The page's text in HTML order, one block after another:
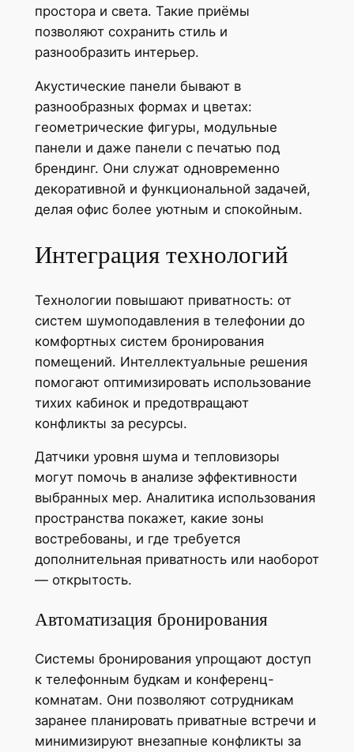
простора и света. Такие приёмы
позволяют сохранить стиль и
разнообразить интерьер.
Акустические панели бывают в
разнообразных формах и цветах:
геометрические фигуры, модульные
панели и даже панели с печатью под
брендинг. Они служат одновременно
декоративной и функциональной задачей,
делая офис более уютным и спокойным.
Интеграция технологий
Технологии повышают приватность: от
систем шумоподавления в телефонии до
комфортных систем бронирования
помещений. Интеллектуальные решения
помогают оптимизировать использование
тихих кабинок и предотвращают
конфликты за ресурсы.
Датчики уровня шума и тепловизоры
могут помочь в анализе эффективности
выбранных мер. Аналитика использования
пространства покажет, какие зоны
востребованы, и где требуется
дополнительная приватность или наоборот
— открытость.
Автоматизация бронирования
Системы бронирования упрощают доступ
к телефонным будкам и конференц-
комнатам. Они позволяют сотрудникам
заранее планировать приватные встречи и
минимизируют внезапные конфликты за